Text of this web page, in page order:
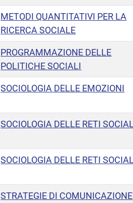
METODI QUANTITATIVI PER LA
RICERCA SOCIALE
PROGRAMMAZIONE DELLE
POLITICHE SOCIALI
SOCIOLOGIA DELLE EMOZIONI
SOCIOLOGIA DELLE RETI
SOCIOLOGIA DELLE RETI
STRATEGIE DI COMUNICAZIONE